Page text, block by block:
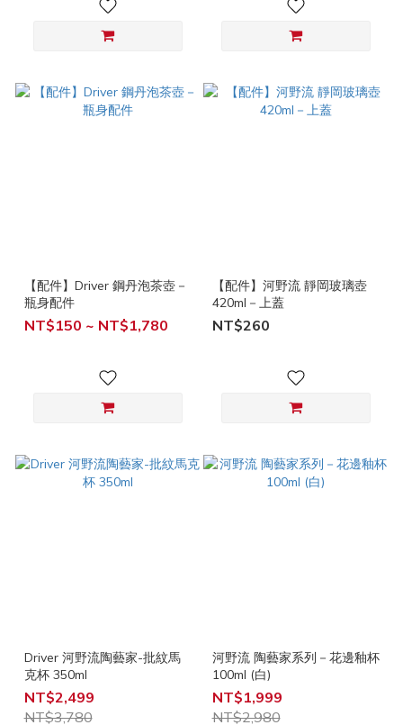
【配件】Driver 鋼丹泡茶壺－
瓶身配件
NT$150 ~ NT$1,780
【配件】河野流 靜岡玻璃壺
420ml－上蓋
NT$260
Driver 河野流陶藝家-批紋馬
克杯 350ml
NT$2,499
NT$3,780
河野流 陶藝家系列－花邊釉杯
100ml (白)
NT$1,999
NT$2,980